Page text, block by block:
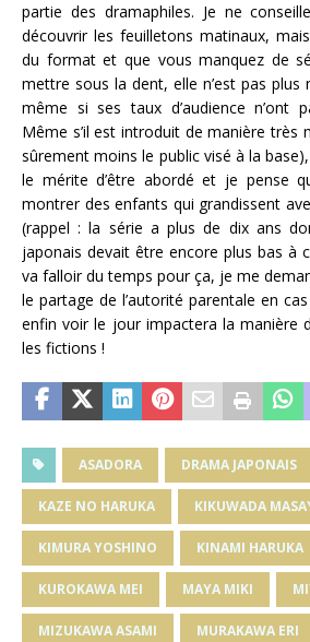
partie des dramaphiles. Je ne
découvrir les feuilletons matinaux,
du format et que vous manquez de
mettre sous la dent, elle n’est pas plus
même si ses taux d’audience n’ont
Même s’il est introduit de manière très
sûrement moins le public visé à la
le mérite d’être abordé et je pense
montrer des enfants qui grandissent
(rappel : la série a plus de dix ans
japonais devait être encore plus bas à
va falloir du temps pour ça, je me
le partage de l’autorité parentale en
enfin voir le jour impactera la manière
les fictions !
ASADORA DRAMA JAPONAIS
KAZE NO HARUKA KIKUWADA
KIMURA YOSHINO KINAMI HARUKA
KUROKAWA MEI MAYA MIKI
MIZUKAWA ASAMI MURAKAWA ERI